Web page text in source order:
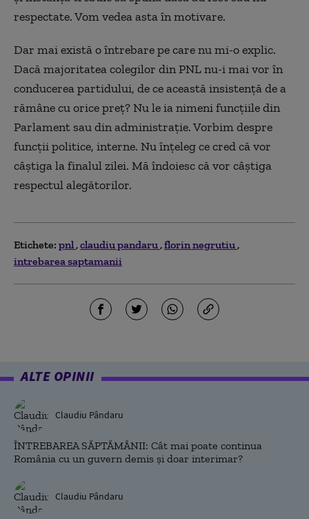
respectate. Vom vedea asta în motivare.
Dar mai există o întrebare pe care nu mi-o explic.
Dacă majoritatea colegilor din PNL nu-i mai vor în
conducerea partidului, de ce această insistență de a
rămâne cu orice preț? Nu le ia nimeni funcțiile din
Parlament sau din administrație. Vorbim despre
funcții politice, interne. Nu înțeleg ce cred că vor
câștiga la finalul zilei. Mă îndoiesc că vor câștiga
respectul alegătorilor.
Etichete: pnl claudiu pandaru florin negrutiu
intrebarea saptamanii
ALTE OPINII
Claudiu Pândaru
ÎNTREBAREA SĂPTĂMÂNII: Cât mai poate continua
România cu un guvern demis și doar interimar?
Claudiu Pândaru